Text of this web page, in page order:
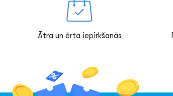
Ātra un ērta iepirkšanās